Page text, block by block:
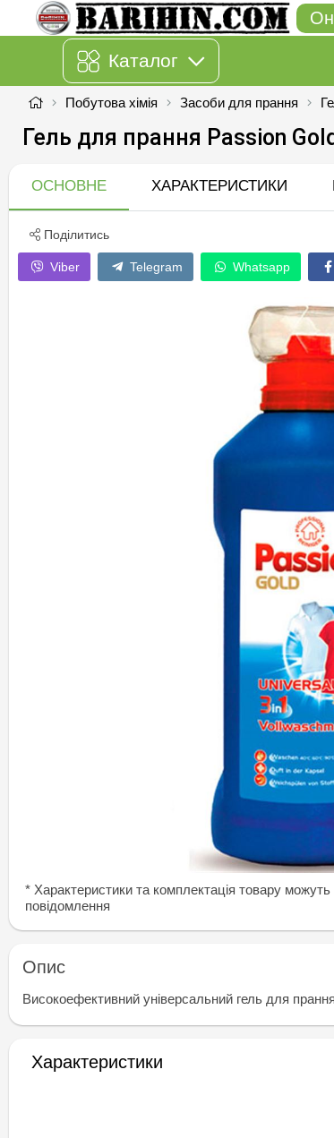
Каталог
Побутова хімія Засоби для прання
Гель для прання Passion
ОСНОВНЕ ХАРАКТЕРИСТИКИ
Поділитись
Viber Telegram Whatsapp
* Характеристики та комплектація товару
повідомлення
Опис
Високоефективний універсальний гель для
Характеристики